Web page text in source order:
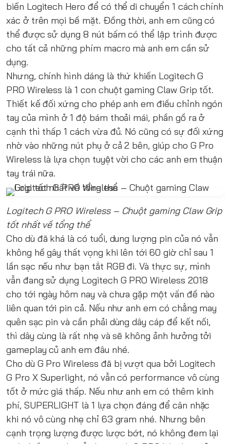
biến Logitech Hero để có thể di chuyển 1 cách chính
xác ở trên mọi bề mặt. Đồng thời, anh em cũng có
thể được sử dụng 8 nút bấm có thể lập trình được
cho tất cả những phím macro mà anh em cần sử
dụng.
Nhưng, chính hình dáng là thứ khiến Logitech G
PRO Wireless là 1 con chuột gaming Claw Grip tốt.
Thiết kế đối xứng cho phép anh em điều chỉnh ngón
tay của mình ở 1 độ bám thoải mái, phần gồ ra ở
cạnh thì thấp 1 cách vừa đủ. Nó cũng có sự đối xứng
nhờ vào những nút phụ ở cả 2 bên, giúp cho G Pro
Wireless là lựa chọn tuyệt vời cho các anh em thuận
tay trái nữa.
Logitech G PRO Wireless – Chuột gaming Claw Grip
tốt nhất về tổng thể
Cho dù đã khá là có tuổi, dung lượng pin của nó vẫn
không hề gây thất vọng khi lên tới 60 giờ chỉ sau 1
lần sạc nếu như bạn tắt RGB đi. Và thực sự, mình
vẫn đang sử dụng Logitech G PRO Wireless 2018
cho tới ngày hôm nay và chưa gặp một vấn đề nào
liên quan tới pin cả. Nếu như anh em có chẳng may
quên sạc pin và cần phải dùng dây cáp để kết nối,
thì dây cùng là rất nhẹ và sẽ không ảnh hưởng tởi
gameplay củ anh em đâu nhé.
Cho dù G Pro Wireless đã bị vượt qua bởi Logitech
G Pro X Superlight, nó vẫn có performance vô cùng
tốt ở mức giá thấp. Nếu như anh em có thêm kinh
phí, SUPERLIGHT là 1 lựa chọn đáng để cân nhặc
khi nó vô cùng nhẹ chỉ 63 gram nhé. Nhưng bên
cạnh trọng lượng được lược bớt, nó không đem lại